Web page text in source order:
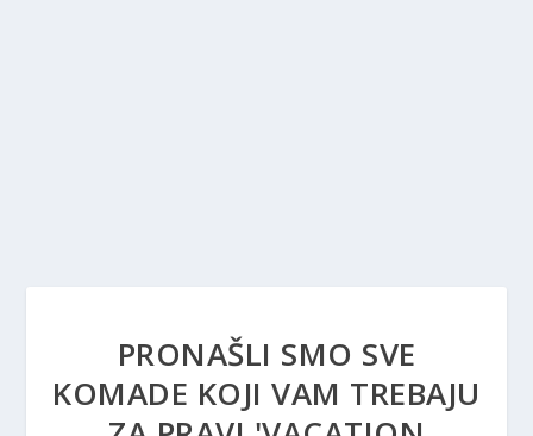
PRONAŠLI SMO SVE
KOMADE KOJI VAM TREBAJU